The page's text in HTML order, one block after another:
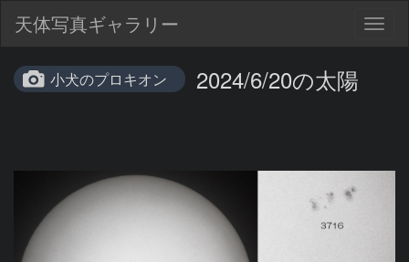
天体写真ギャラリー
小犬のプロキオン 2024/6/20の太陽